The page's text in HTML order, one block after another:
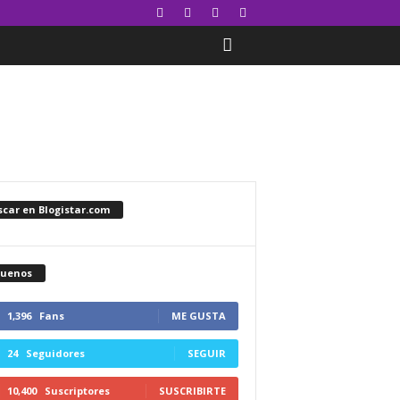
en Blogistar.com
1,396 Fans ME GUSTA
24 Seguidores SEGUIR
10,400 Suscriptores SUSCRIBIRTE